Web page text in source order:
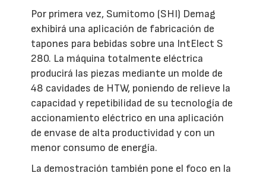
Por primera vez, Sumitomo (SHI) Demag
exhibirá una aplicación de fabricación de
tapones para bebidas sobre una IntElect S
280. La máquina totalmente eléctrica
producirá las piezas mediante un molde de
48 cavidades de HTW, poniendo de relieve la
capacidad y repetibilidad de su tecnología de
accionamiento eléctrico en una aplicación
de envase de alta productividad y con un
menor consumo de energía.
La demostración también pone el foco en la